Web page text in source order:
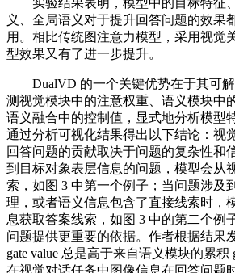
实验结果表明，模型中的目标特征
义、全局语义对于提升回答问题的效果
用。相比传统图注意力模型，采用视觉
型效果又有了进一步提升。
DualVD 的一个关键优势在于其可解
测视觉模块中的注意权重、语义模块中
语义融合中的控制值，显式地分析模型
通过分析可视化结果得出以下结论：视
回答问题的贡献取决于问题的复杂性和
到目标对象表层信息的问题，模型会从
索，如图 3 中第一个例子；当问题涉及
理，或者语义信息包含了直接线索时，
息获取答案线索，如图 3 中的第二个例
问题提供更重要的依据。作者根据结果
gate value 总是高于来自语义模块的累积
在视觉对话任务中图像信息在回答问题